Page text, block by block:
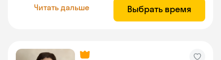
Читать дальше Выбрать время